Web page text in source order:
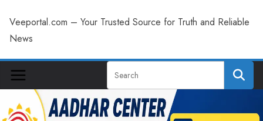
Veeportal.com – Your Trusted Source for Truth and Reliable
News